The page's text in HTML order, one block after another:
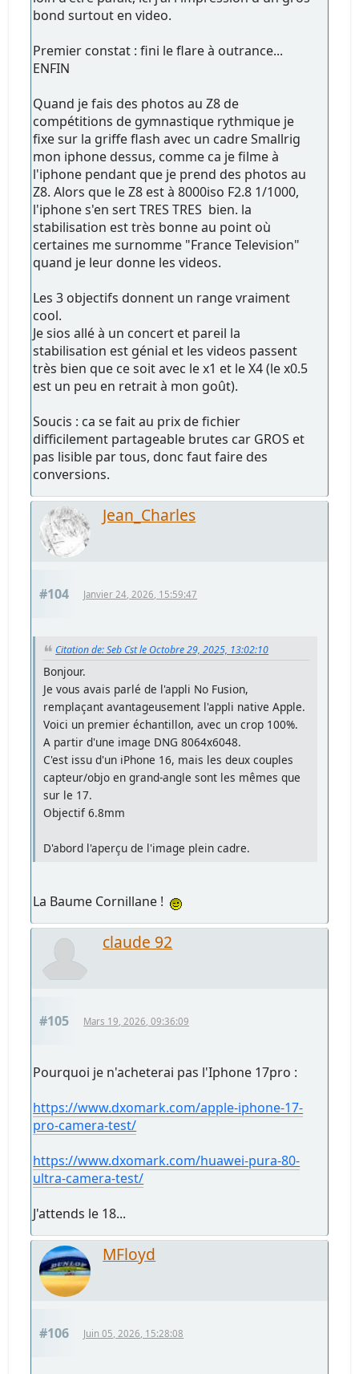
bond surtout en video.
Premier constat : fini le flare à outrance...
ENFIN
Quand je fais des photos au Z8 de
compétitions de gymnastique rythmique je
fixe sur la griffe flash avec un cadre Smallrig
mon iphone dessus, comme ca je filme à
l'iphone pendant que je prend des photos au
Z8. Alors que le Z8 est à 8000iso F2.8 1/1000,
l'iphone s'en sert TRES TRES bien. la
stabilisation est très bonne au point où
certaines me surnomme "France Television"
quand je leur donne les videos.
Les 3 objectifs donnent un range vraiment
cool.
Je sios allé à un concert et pareil la
stabilisation est génial et les videos passent
très bien que ce soit avec le x1 et le X4 (le x0.5
est un peu en retrait à mon goût).
Soucis : ca se fait au prix de fichier
difficilement partageable brutes car GROS et
pas lisible par tous, donc faut faire des
conversions.
Jean_Charles
#104 Janvier 24, 2026, 15:59:47
Citation de: Seb Cst le Octobre 29, 2025, 13:02:10
Bonjour.
Je vous avais parlé de l'appli No Fusion,
remplaçant avantageusement l'appli native Apple.
Voici un premier échantillon, avec un crop 100%.
A partir d'une image DNG 8064x6048.
C'est issu d'un iPhone 16, mais les deux couples
capteur/objo en grand-angle sont les mêmes que
sur le 17.
Objectif 6.8mm
D'abord l'aperçu de l'image plein cadre.
La Baume Cornillane !
claude 92
#105 Mars 19, 2026, 09:36:09
Pourquoi je n'acheterai pas l'Iphone 17pro :
https://www.dxomark.com/apple-iphone-17-
pro-camera-test/
https://www.dxomark.com/huawei-pura-80-
ultra-camera-test/
J'attends le 18...
MFloyd
#106 Juin 05, 2026, 15:28:08